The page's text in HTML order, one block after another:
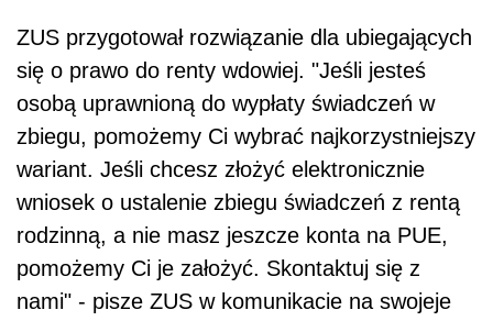
ZUS przygotował rozwiązanie dla ubiegających
się o prawo do renty wdowiej. "Jeśli jesteś
osobą uprawnioną do wypłaty świadczeń w
zbiegu, pomożemy Ci wybrać najkorzystniejszy
wariant. Jeśli chcesz złożyć elektronicznie
wniosek o ustalenie zbiegu świadczeń z rentą
rodzinną, a nie masz jeszcze konta na PUE,
pomożemy Ci je założyć. Skontaktuj się z
nami" - pisze ZUS w komunikacie na swojeje